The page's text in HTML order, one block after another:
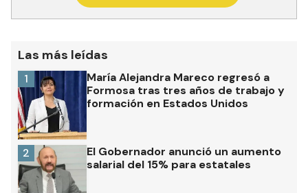
Las más leídas
María Alejandra Mareco regresó a
Formosa tras tres años de trabajo y
formación en Estados Unidos
1
El Gobernador anunció un aumento
salarial del 15% para estatales
2